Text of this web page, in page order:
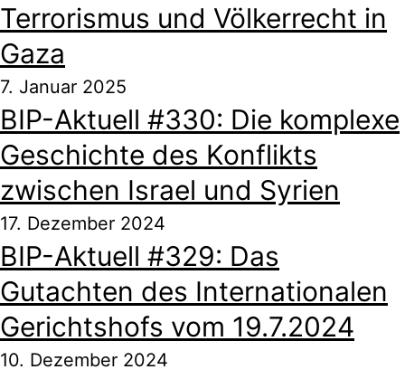
Terrorismus und Völkerrecht in
Gaza
7. Januar 2025
BIP-Aktuell #330: Die komplexe
Geschichte des Konflikts
zwischen Israel und Syrien
17. Dezember 2024
BIP-Aktuell #329: Das
Gutachten des Internationalen
Gerichtshofs vom 19.7.2024
10. Dezember 2024